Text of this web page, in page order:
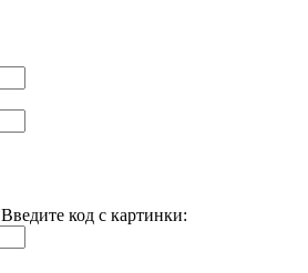
Введите код с картинки: